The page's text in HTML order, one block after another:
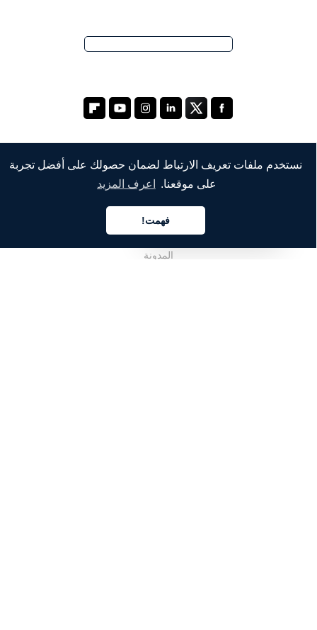
نستخدم ملفات تعريف الارتباط لضمان حصولك على أفضل تجربة
على موقعنا.
اعرف المزيد
فهمت!
الشركة
من نحن
خدماتنا
المدونة
العربية